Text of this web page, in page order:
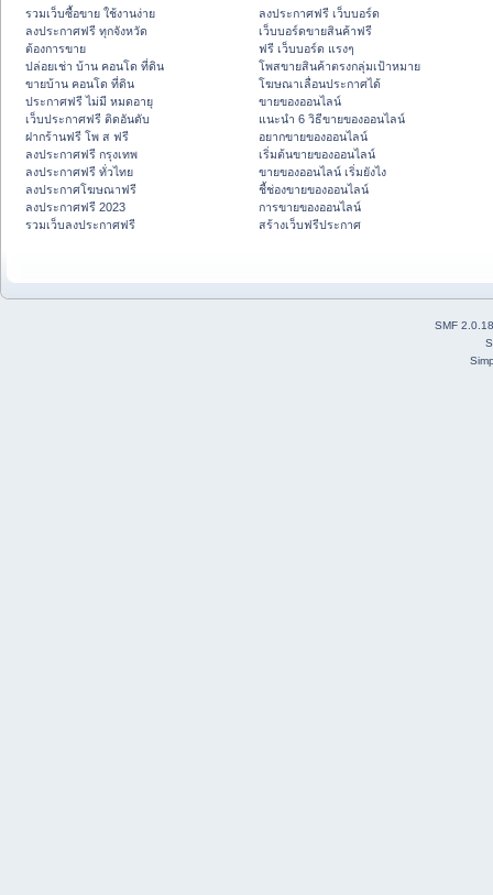
รวมเว็บซื้อขาย ใช้งานง่าย
ลงประกาศฟรี ทุกจังหวัด
ต้องการขาย
ปล่อยเช่า บ้าน คอนโด ที่ดิน
ขายบ้าน คอนโด ที่ดิน
ประกาศฟรี ไม่มี หมดอายุ
เว็บประกาศฟรี ติดอันดับ
ฝากร้านฟรี โพ ส ฟรี
ลงประกาศฟรี กรุงเทพ
ลงประกาศฟรี ทั่วไทย
ลงประกาศโฆษณาฟรี
ลงประกาศฟรี 2023
รวมเว็บลงประกาศฟรี
ลงประกาศฟรี เว็บบอร์ด
เว็บบอร์ดขายสินค้าฟรี
ฟรี เว็บบอร์ด แรงๆ
โพสขายสินค้าตรงกลุ่มเป้าหมาย
โฆษณาเลื่อนประกาศได้
ขายของออนไลน์
แนะนำ 6 วิธีขายของออนไลน์
อยากขายของออนไลน์
เริ่มต้นขายของออนไลน์
ขายของออนไลน์ เริ่มยังไง
ชี้ช่องขายของออนไลน์
การขายของออนไลน์
สร้างเว็บฟรีประกาศ
SMF 2.0.18